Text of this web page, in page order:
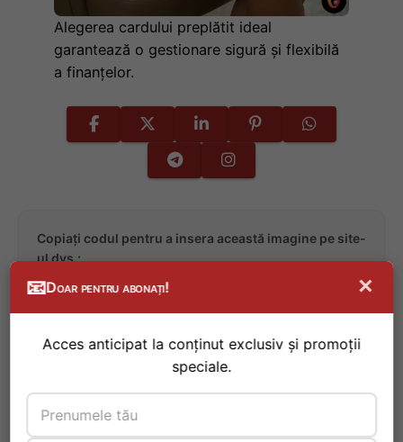
Alegerea cardului preplătit ideal
garantează o gestionare sigură și flexibilă
a finanțelor.
Copiați codul pentru a insera această imagine pe site-
ul dvs.:
Copiază codul
📧Doar pentru abonați! ×
Acces anticipat la conținut exclusiv și promoții
speciale.